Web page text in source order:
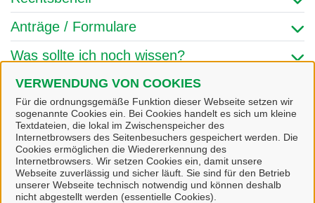
VERWENDUNG VON COOKIES
Für die ordnungsgemäße Funktion dieser Webseite setzen wir
sogenannte Cookies ein. Bei Cookies handelt es sich um kleine
Textdateien, die lokal im Zwischenspeicher des
Internetbrowsers des Seitenbesuchers gespeichert werden. Die
Cookies ermöglichen die Wiedererkennung des
Internetbrowsers. Wir setzen Cookies ein, damit unsere
Webseite zuverlässig und sicher läuft. Sie sind für den Betrieb
unserer Webseite technisch notwendig und können deshalb
nicht abgestellt werden (essentielle Cookies).
Anträge / Formulare
Was sollte ich noch wissen?
Amt/Fachbereich
Links & Onlinedienste